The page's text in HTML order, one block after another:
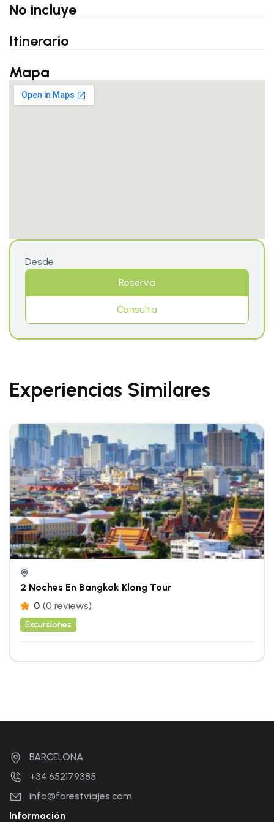
No incluye
Itinerario
Mapa
Desde
Reserva
Consulta
Experiencias Similares
2 Noches En Bangkok Klong Tour
0 (0 reviews)
Excursiones
BARCELONA
+34 652179385
info@forestviajes.com
Información